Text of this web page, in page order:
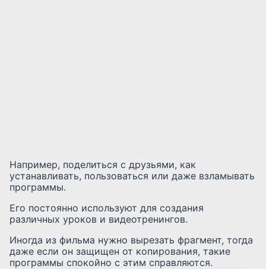
Например, поделиться с друзьями, как
устанавливать, пользоваться или даже взламывать
программы.
Его постоянно используют для создания
различных уроков и видеотренингов.
Иногда из фильма нужно вырезать фрагмент, тогда
даже если он защищен от копирования, такие
программы спокойно с этим справляются.